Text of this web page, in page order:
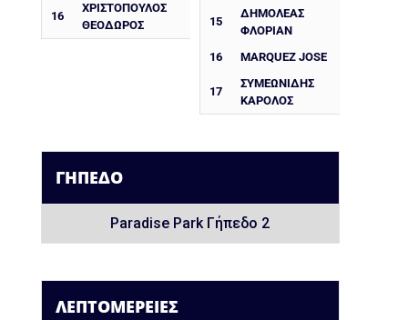
16
ΧΡΙΣΤΌΠΟΥΛΟΣ
ΘΕΌΔΩΡΟΣ
15
ΔΗΜΟΛΕΑΣ
ΦΛΟΡΙΑΝ
16
MARQUEZ JOSE
17
ΣΥΜΕΩΝΙΔΗΣ
ΚΑΡΟΛΟΣ
ΓΉΠΕΔΟ
Paradise Park Γήπεδο 2
ΛΕΠΤΟΜΈΡΕΙΕΣ